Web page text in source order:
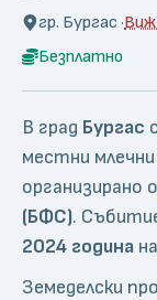
гр. Бургас ·Виж
Безплатно
В град Бургас
местни
организирано
(БФС).
2024 година на
Земеделски